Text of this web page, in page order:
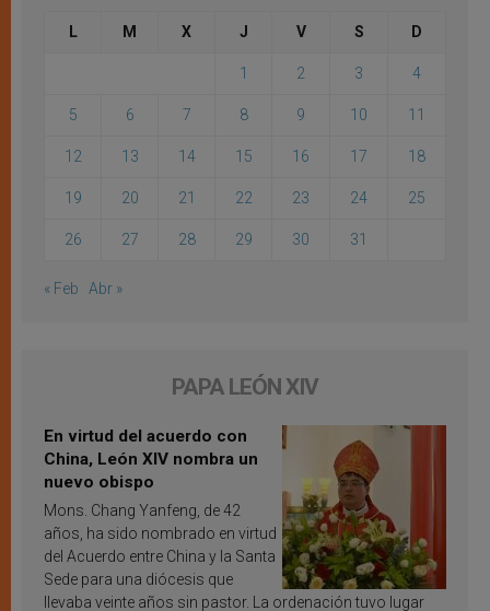
L M X J V S D
1 2 3 4
5 6 7 8 9 10 11
12 13 14 15 16 17 18
19 20 21 22 23 24 25
26 27 28 29 30 31
« Feb Abr »
PAPA LEÓN XIV
En virtud del acuerdo con
China, León XIV nombra un
nuevo obispo
Mons. Chang Yanfeng, de 42
años, ha sido nombrado en virtud
del Acuerdo entre China y la Santa
Sede para una diócesis que
llevaba veinte años sin pastor. La ordenación tuvo lugar